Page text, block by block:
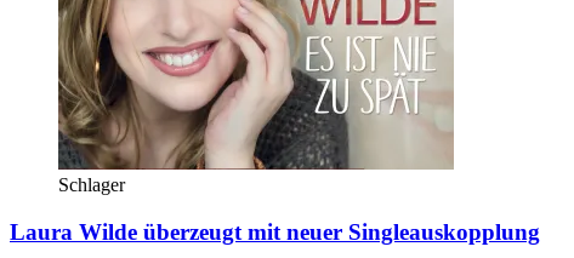
Schlager
Laura Wilde überzeugt mit neuer Singleauskopplung